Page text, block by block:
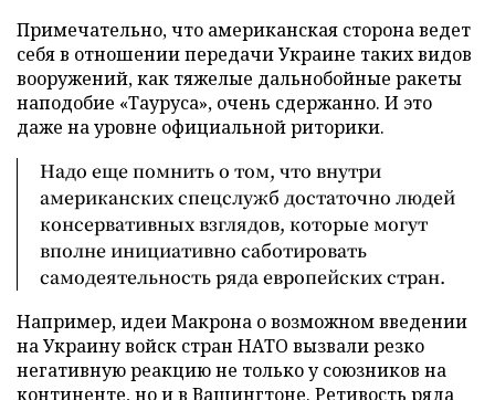
Примечательно, что американская сторона ведет
себя в отношении передачи Украине таких видов
вооружений, как тяжелые дальнобойные ракеты
наподобие «Тауруса», очень сдержанно. И это
даже на уровне официальной риторики.
Надо еще помнить о том, что внутри
американских спецслужб достаточно людей
консервативных взглядов, которые могут
вполне инициативно саботировать
самодеятельность ряда европейских стран.
Например, идеи Макрона о возможном введении
на Украину войск стран НАТО вызвали резко
негативную реакцию не только у союзников на
континенте, но и в Вашингтоне. Ретивость ряда